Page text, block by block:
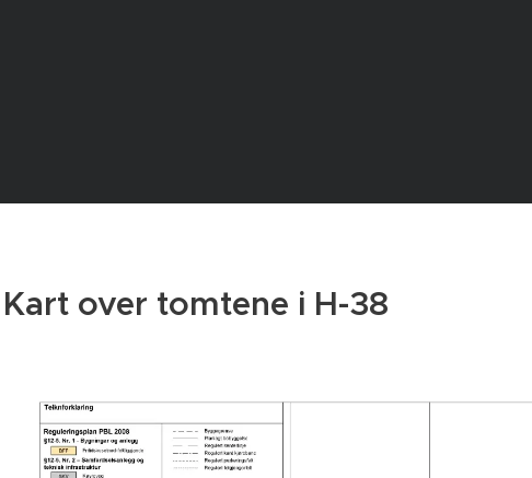
Kart over tomtene i H-38